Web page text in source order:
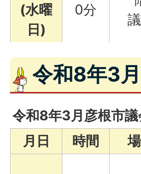
(水曜
日)
0分
令和8年3
令和8年3月彦根市
月日
時間